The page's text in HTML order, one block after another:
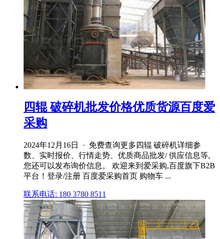
四辊 破碎机批发价格优质货源百度爱
采购
2024年12月16日 · 免费查询更多四辊 破碎机详细参
数、实时报价、行情走势、优质商品批发/ 供应信息等,
您还可以发布询价信息。 欢迎来到爱采购,百度旗下B2B
平台！登录/注册 百度爱采购首页 购物车 ...
联系电话: 180 3780 8511